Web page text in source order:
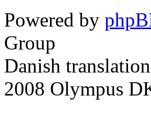
Powered by
Group
Danish
2008 Olympus